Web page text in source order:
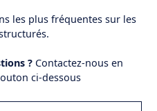
les plus fréquentes sur les
? Contactez-nous en
ci-dessous